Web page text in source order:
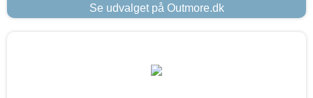
Se udvalget på Outmore.dk